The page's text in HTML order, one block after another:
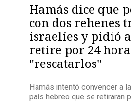
Hamás dice que
con dos rehenes
israelíes y pidió
retire por 24
"rescatarlos"
Hamás intentó convencer a
país hebreo que se retiraran